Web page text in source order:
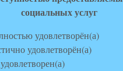
социальных услуг
удовлетворён(а)
удовлетворён(а)